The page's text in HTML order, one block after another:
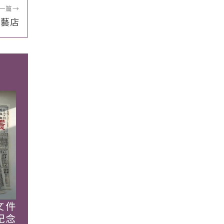
篇→
店
件
念